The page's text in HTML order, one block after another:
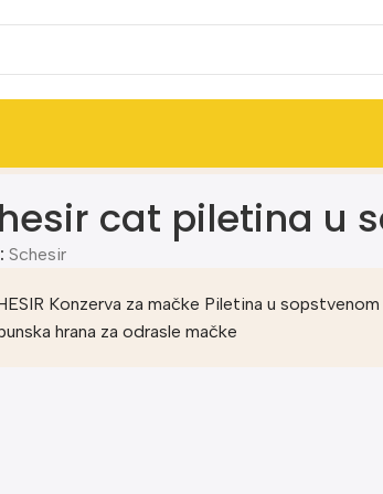
cat piletina u
Schesir
Konzerva za mačke Piletina u
hrana za odrasle mačke